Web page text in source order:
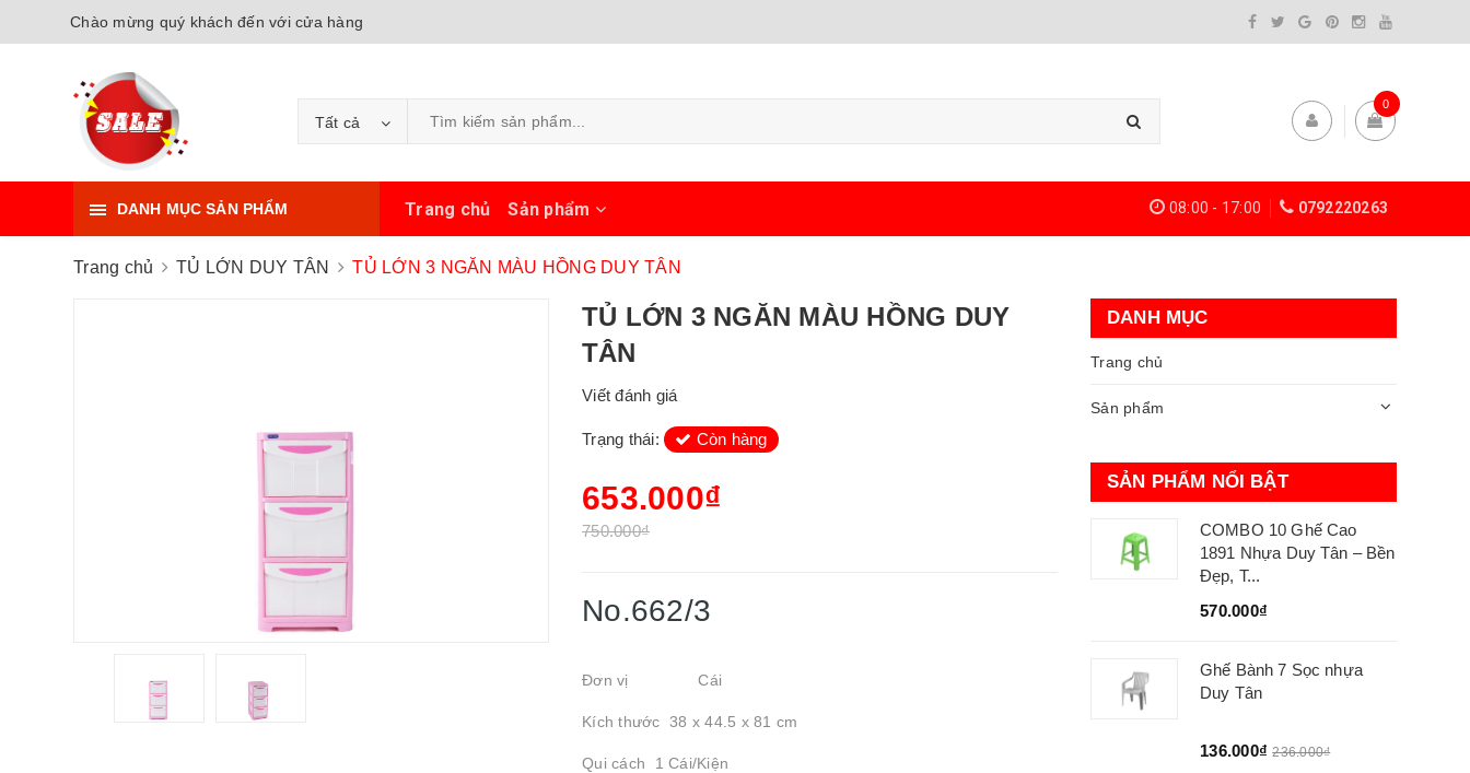
Chào mừng quý khách đến với cửa hàng
Tất cả
0
DANH MỤC SẢN PHẨM Trang chủ Sản phẩm 08:00 - 17:00 0792220263
Trang chủ TỦ LỚN DUY TÂN TỦ LỚN 3 NGĂN MÀU HỒNG DUY TÂN
TỦ LỚN 3 NGĂN MÀU HỒNG DUY
TÂN
Viết đánh giá
Trạng thái: Còn hàng
653.000₫
750.000₫
No.662/3
Đơn vị Cái
Kích thước 38 x 44.5 x 81 cm
Qui cách 1 Cái/Kiện
DANH MỤC
Trang chủ
Sản phẩm
SẢN PHẨM NỔI BẬT
COMBO 10 Ghế Cao
1891 Nhựa Duy Tân – Bền
Đẹp, T...
570.000₫
Ghế Bành 7 Sọc nhựa
Duy Tân
136.000₫ 236.000₫